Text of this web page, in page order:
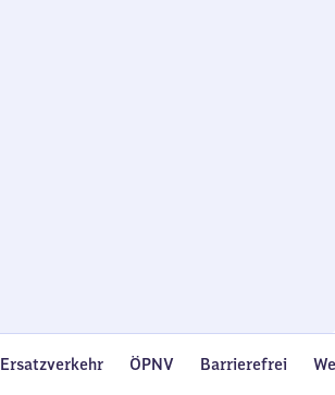
Ersatzverkehr ÖPNV Barrierefrei